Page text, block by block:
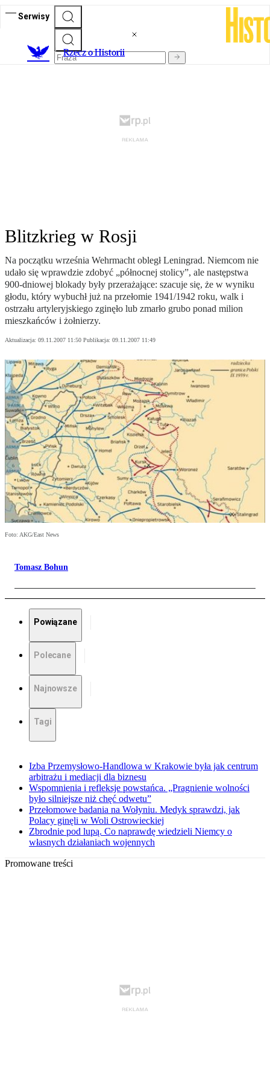
Serwisy
Rzecz o Historii
Blitzkrieg w Rosji
Na początku września Wehrmacht obległ Leningrad. Niemcom nie
udało się wprawdzie zdobyć „północnej stolicy”, ale następstwa
900-dniowej blokady były przerażające: szacuje się, że w wyniku
głodu, który wybuchł już na przełomie 1941/1942 roku, walk i
ostrzału artyleryjskiego zginęło lub zmarło grubo ponad milion
mieszkańców i żołnierzy.
Aktualizacja: 09.11.2007 11:50 Publikacja: 09.11.2007 11:49
Foto: AKG/East News
Tomasz Bohun
Powiązane
Polecane
Najnowsze
Tagi
Izba Przemysłowo-Handlowa w Krakowie była jak centrum
arbitrażu i mediacji dla biznesu
Wspomnienia i refleksje powstańca. „Pragnienie wolności
było silniejsze niż chęć odwetu”
Przełomowe badania na Wołyniu. Medyk sprawdzi, jak
Polacy ginęli w Woli Ostrowieckiej
Zbrodnie pod lupą. Co naprawdę wiedzieli Niemcy o
własnych działaniach wojennych
Promowane treści